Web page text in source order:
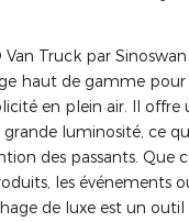
Van Truck par
haut de gamme pour
en plein air. Il offre
luminosité, ce
des passants. Que
les événements
de luxe est un